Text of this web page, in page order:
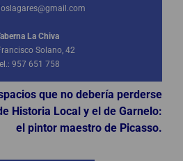
La Chiva
Solano, 42
957 651 758
que no debería perderse
Historia Local y el de Garnelo:
el pintor maestro de Picasso.